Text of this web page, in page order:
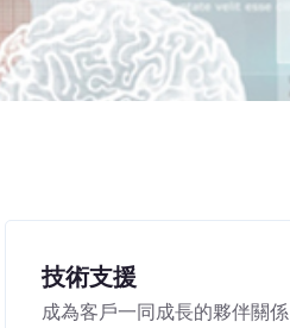
技術支援
成為客戶一同成長的夥伴關係